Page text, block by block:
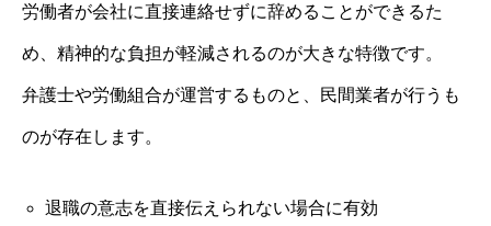
労働者が会社に直接連絡せずに辞めることができるた
め、精神的な負担が軽減されるのが大きな特徴です。
弁護士や労働組合が運営するものと、民間業者が行うも
のが存在します。
退職の意志を直接伝えられない場合に有効